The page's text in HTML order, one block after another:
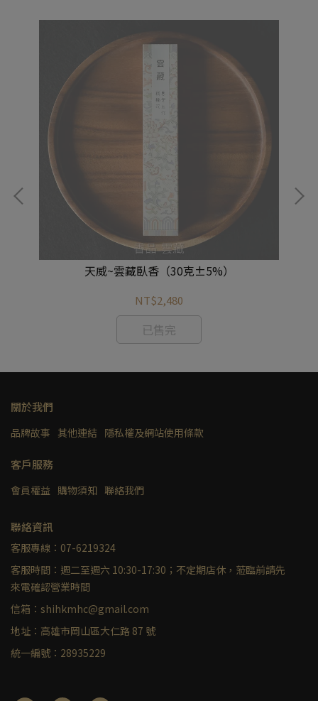
天威~雲藏臥香（30克±5%）
NT$2,480
已售完
關於我們
品牌故事 其他連結 隱私權及網站使用條款
客戶服務
會員權益 購物須知 聯絡我們
聯絡資訊
客服專線：07-6219324
客服時間：週二至週六 10:30-17:30；不定期店休，蒞臨前請先
來電確認營業時間
信箱：shihkmhc@gmail.com
地址：高雄市岡山區大仁路 87 號
統一編號：28935229